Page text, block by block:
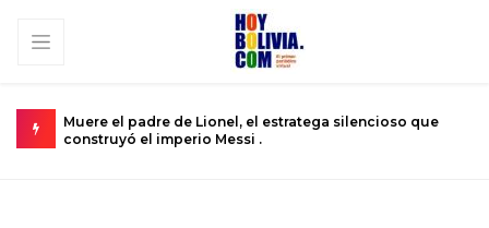
que
Urkupiña: El valle donde la piedra brota milagros y la
se convierte en realidad .